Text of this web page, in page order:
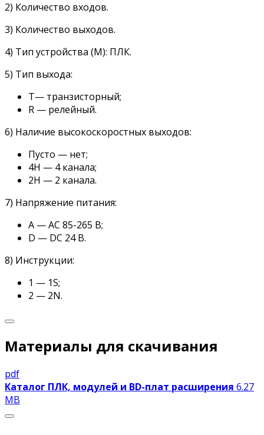
2) Количество входов.
3) Количество выходов.
4) Тип устройства (M): ПЛК.
5) Тип выхода:
Т— транзисторный;
R — релейный.
6) Наличие высокоскоростных выходов:
Пусто — нет;
4Н — 4 канала;
2Н — 2 канала.
7) Напряжение питания:
А — AC 85-265 В;
D — DC 24 В.
8) Инструкции:
1 — 1S;
2 — 2N.
Материалы для скачивания
pdf
Каталог ПЛК, модулей и BD-плат расширения 6.27
MB